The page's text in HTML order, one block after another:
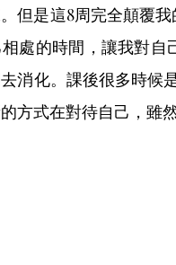
但是這8周完全顛覆
處的時間，讓我對
消化。課後很多時候
方式在對待自己，雖